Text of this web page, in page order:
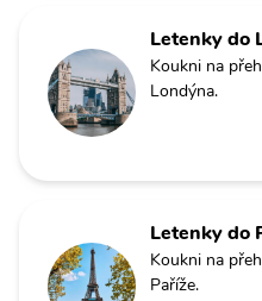
Letenky do
Koukni na
Londýna.
Letenky do
Koukni na
Paříže.